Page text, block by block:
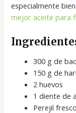
especialmente
mejor aceite para
300 g de
150 g de
2 huevos
1 diente de
Perejil